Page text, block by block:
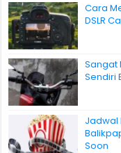
Cara
DSLR
Sangat
Sendiri
Jadwal
Soon